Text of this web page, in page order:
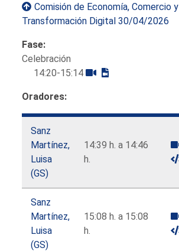
Comisión de Economía, Comercio y
Transformación Digital 30/04/2026
Fase:
Celebración
14:20-15:14
Oradores:
Sanz
Martínez,
Luisa
(GS)
14:39 h. a 14:46
h.
Sanz
Martínez,
Luisa
(GS)
15:08 h. a 15:08
h.